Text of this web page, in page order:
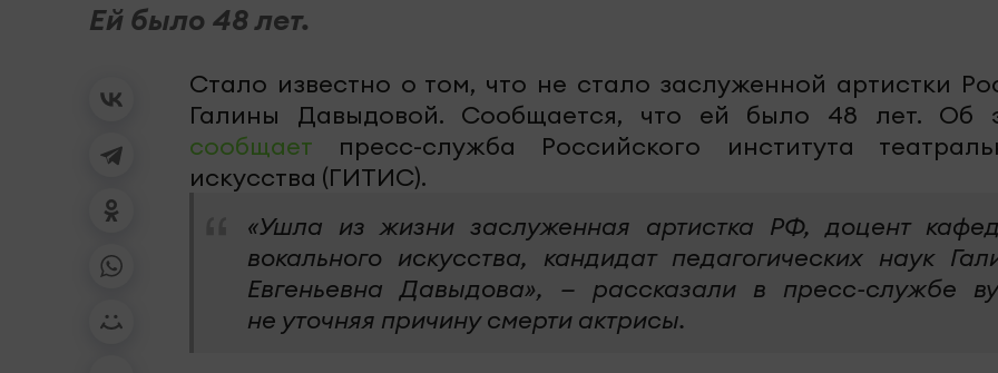
Ей было 48 лет.
Стало известно о том, что не стало заслуженной артистки
Галины Давыдовой. Сообщается, что ей было 48 лет. Об
сообщает пресс-служба Российского института
искусства (ГИТИС).
«Ушла из жизни заслуженная артистка РФ, доцент
вокального искусства, кандидат педагогических наук
Евгеньевна Давыдова», — рассказали в пресс-службе
не уточняя причину смерти актрисы.